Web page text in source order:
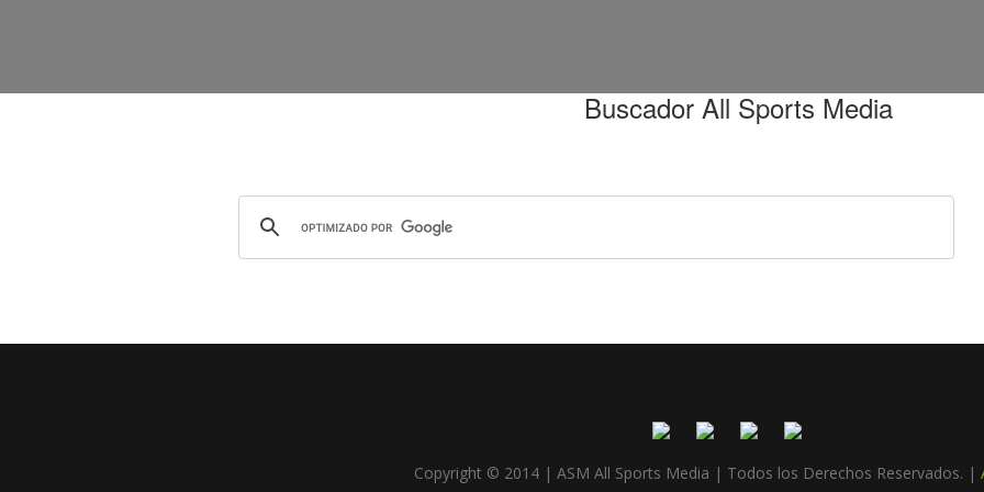
Buscador All Sports Media
Copyright © 2014 | ASM All Sports Media | Todos los Derechos Reservados. |